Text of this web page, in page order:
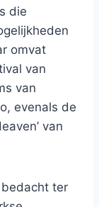
die
omvat
van
van
evenals de
van
bedacht ter